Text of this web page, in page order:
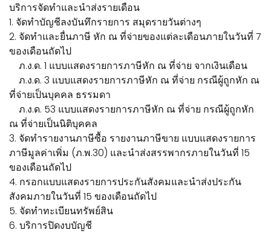
บริการจัดทำและนำส่งรายเดือน
1. จัดทำบัญชีลงบันทึกรายการ สมุดรายวันต่างๆ
2. จัดทำและยื่นภาษี หัก ณ ที่จ่ายของแต่ละเดือนภายในวันที่ 7
ของเดือนถัดไป
ภ.ง.ด. 1 แบบแสดงรายการภาษีหัก ณ ที่จ่าย จากเงินเดือน
ภ.ง.ด. 3 แบบแสดงรายการภาษีหัก ณ ที่จ่าย กรณีผู้ถูกหัก ณ
ที่จ่ายเป็นบุคคล ธรรมดา
ภ.ง.ด. 53 แบบแสดงรายการภาษีหัก ณ ที่จ่าย กรณีผู้ถูกหัก
ณ ที่จ่ายเป็นนิติบุคคล
3. จัดทำรายงานภาษีซื้อ รายงานภาษีขาย แบบแสดงรายการ
ภาษีมูลค่าเพิ่ม (ภ.พ.30) และนำส่งสรรพากรภายในวันที่ 15
ของเดือนถัดไป
4. กรอกแบบแสดงรายการประกันสังคมและนำส่งประกัน
สังคมภายในวันที่ 15 ของเดือนถัดไป
5. จัดทำทะเบียนทรัพย์สิน
6. บริการปิดงบบัญชี